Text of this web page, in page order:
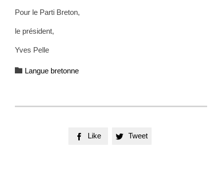
Pour le Parti Breton,
le président,
Yves Pelle
 Category
Langue bretonne
 Like  Tweet